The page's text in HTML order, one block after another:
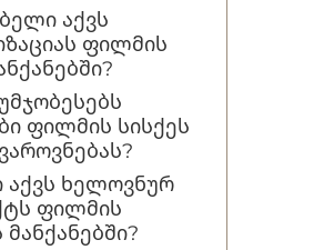
აქვს
ფილმის
ფილმის სისქეს
ხელოვნურ
ფილმის
მანქანებში?